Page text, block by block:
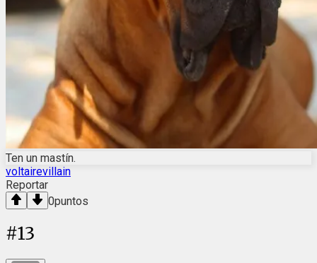
Ten un mastín.
voltairevillain
Reportar
0puntos
#13